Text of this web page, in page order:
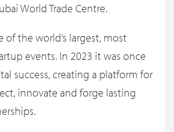
World Trade Centre.
of the world’s largest, most
events. In 2023 it was once
success, creating a platform for
innovate and forge lasting